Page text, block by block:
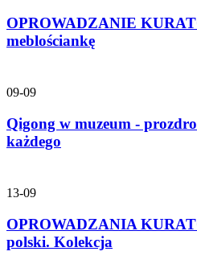
OPROWADZANIE
meblościankę
09-09
Qigong w muzeum -
każdego
13-09
OPROWADZANIA
polski. Kolekcja